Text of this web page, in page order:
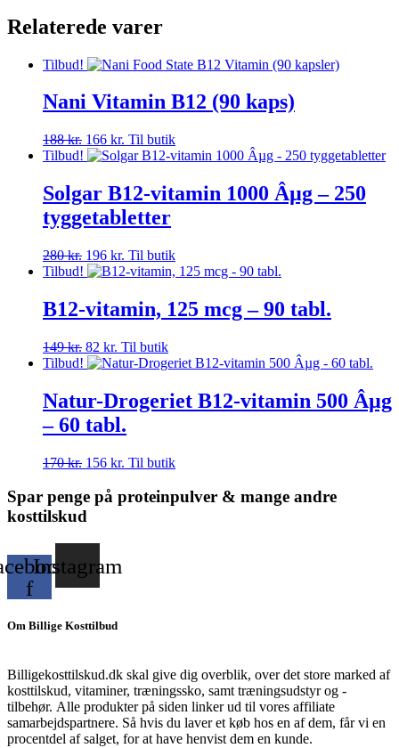
Relaterede varer
Tilbud!
Nani Vitamin B12 (90 kaps)
188kr. Den
oprindelige
188 kr..
166 kr. Den
aktuelle
er:
166 kr..
Til butik
Tilbud!
Solgar B12-vitamin 1000 Âµg – 250
tyggetabletter
280kr. Den
oprindelige
var:
280 kr..
196 kr. Den
aktuelle
196 kr..
Til butik
Tilbud!
B12-vitamin, 125 mcg – 90 tabl.
149kr. Den
oprindelige
var:
149 kr..
82 kr. Den
aktuelle
er:
82 kr..
Til butik
Tilbud!
Natur-Drogeriet B12-vitamin 500 Âµg
– 60 tabl.
170kr. Den
pris
var:
170 kr..
156 kr. Den
pris
Til butik
Spar penge på proteinpulver & mange andre
kosttilskud
f
Instagram
Om Billige Kosttilbud
Billigekosttilskud.dk skal give dig overblik, over det store marked af
kosttilskud, vitaminer, træningssko, samt træningsudstyr og -
tilbehør. Alle produkter på siden linker ud til vores affiliate
samarbejdspartnere. Så hvis du laver et køb hos en af dem, får vi en
procentdel af salget, for at have henvist dem en kunde.